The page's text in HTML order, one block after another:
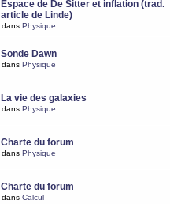
Espace de De Sitter et inflation (trad.
article de Linde)
dans Physique
Sonde Dawn
dans Physique
La vie des galaxies
dans Physique
Charte du forum
dans Physique
Charte du forum
dans Calcul